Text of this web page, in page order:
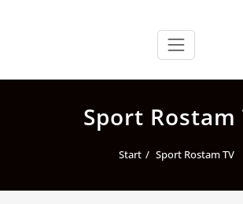
Sport Rostam
Start Sport Rostam TV